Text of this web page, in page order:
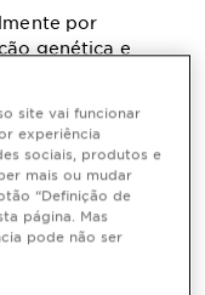
por
genética e
bacteriana e
também
de
Dra.
grau 3 tem um
site vai funcionar
experiência
sociais, produtos e
mais ou mudar
“Definição de
página. Mas
pode não ser